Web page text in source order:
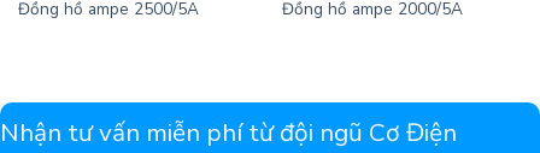
Đồng hồ ampe 2500/5A Đồng hồ ampe 2000/5A
Nhận tư vấn miễn phí từ đội ngũ Cơ Điện